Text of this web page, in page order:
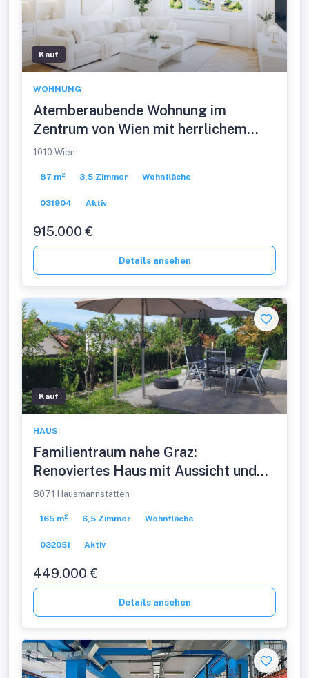
Kauf
WOHNUNG
Atemberaubende Wohnung im
Zentrum von Wien mit herrlichem
Panoramablick! 1. Bezirk. U1
1010 Wien
87 m² 3,5 Zimmer Wohnfläche
031904 Aktiv
915.000 €
Details ansehen
Kauf
HAUS
Familientraum nahe Graz:
Renoviertes Haus mit Aussicht und
viel Wohnfläche
8071 Hausmannstätten
165 m² 6,5 Zimmer Wohnfläche
032051 Aktiv
449.000 €
Details ansehen